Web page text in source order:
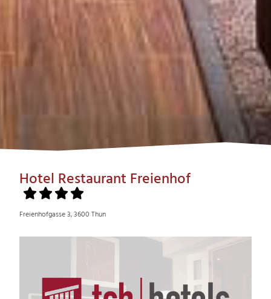
Hotel Restaurant Freienhof
Freienhofgasse 3, 3600 Thun